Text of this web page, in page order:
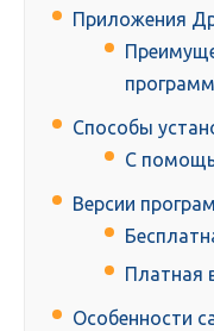
Приложения
Способы
С
Версии
Платная
Особенности